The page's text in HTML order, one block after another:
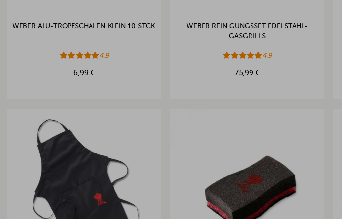
WEBER ALU-TROPFSCHALEN KLEIN 10 STCK.
4.9
6,99 €
WEBER REINIGUNGSSET EDELSTAHL-
GASGRILLS
4.9
75,99 €